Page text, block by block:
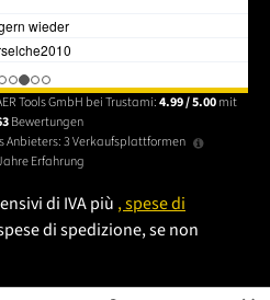
Tools GmbH bei Trustami:4.99 / 5.00mit
Bewertungen
Anbieters: 3 Verkaufsplattformen
Erfahrung
di IVA più , spese di
di spedizione, se non